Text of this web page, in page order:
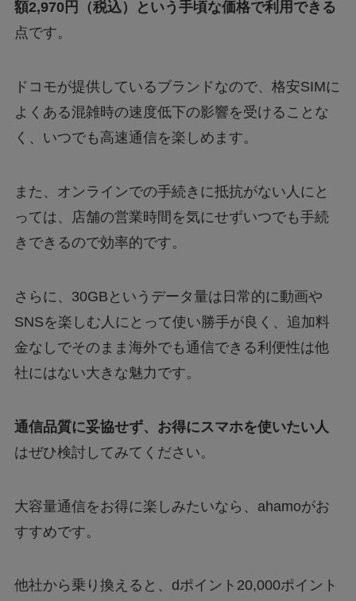
額2,970円（税込）という手頃な価格で利用できる
点です。
ドコモが提供しているブランドなので、格安SIMに
よくある混雑時の速度低下の影響を受けることな
く、いつでも高速通信を楽しめます。
また、オンラインでの手続きに抵抗がない人にと
っては、店舗の営業時間を気にせずいつでも手続
きできるので効率的です。
さらに、30GBというデータ量は日常的に動画や
SNSを楽しむ人にとって使い勝手が良く、追加料
金なしでそのまま海外でも通信できる利便性は他
社にはない大きな魅力です。
通信品質に妥協せず、お得にスマホを使いたい人
はぜひ検討してみてください。
大容量通信をお得に楽しみたいなら、ahamoがお
すすめです。
他社から乗り換えると、dポイント20,000ポイント